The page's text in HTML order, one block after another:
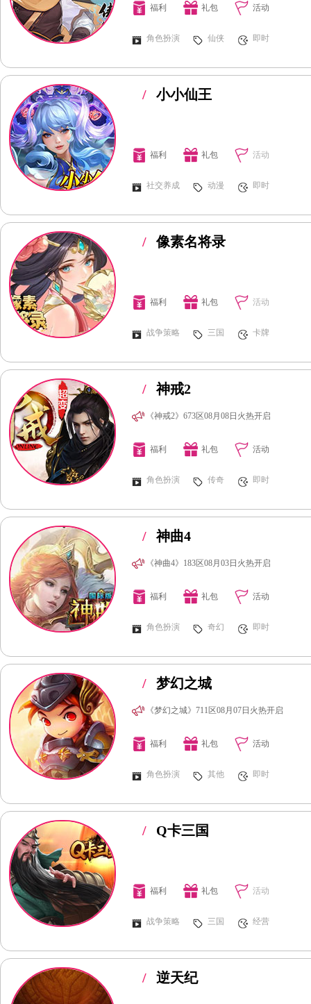
福利 礼包 活动
角色扮演 仙侠 即时
小小仙王
/
福利 礼包 活动
社交养成 动漫 即时
像素名将录
/
福利 礼包 活动
战争策略 三国 卡牌
神戒2
/
《神戒2》673区08月08日火热开启
福利 礼包 活动
角色扮演 传奇 即时
神曲4
/
《神曲4》183区08月03日火热开启
福利 礼包 活动
角色扮演 奇幻 即时
梦幻之城
/
《梦幻之城》711区08月07日火热开启
福利 礼包 活动
角色扮演 其他 即时
Q卡三国
/
福利 礼包 活动
战争策略 三国 经营
逆天纪
/